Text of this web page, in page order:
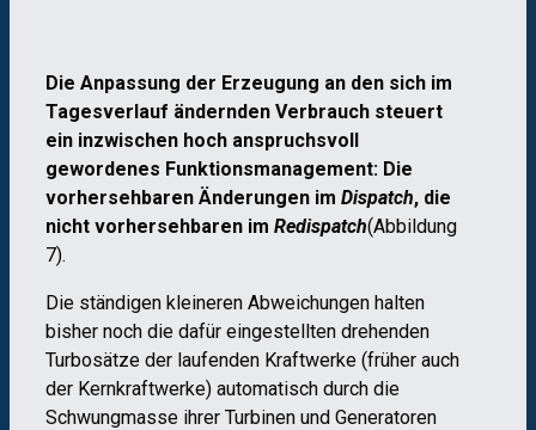
Die Anpassung der Erzeugung an den sich im
Tagesverlauf ändernden Verbrauch steuert
ein inzwischen hoch anspruchsvoll
gewordenes Funktionsmanagement: Die
vorhersehbaren Änderungen im Dispatch, die
nicht vorhersehbaren im Redispatch(Abbildung
7).
Die ständigen kleineren Abweichungen halten
bisher noch die dafür eingestellten drehenden
Turbosätze der laufenden Kraftwerke (früher auch
der Kernkraftwerke) automatisch durch die
Schwungmasse ihrer Turbinen und Generatoren